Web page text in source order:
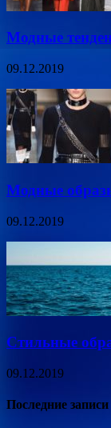
Модные
09.12.2019
Модные
09.12.2019
Стильные
09.12.2019
Последние записи